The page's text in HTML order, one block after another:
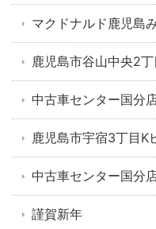
マクドナルド鹿児島
鹿児島市谷山中央2
中古車センター国分
鹿児島市宇宿3丁目K
中古車センター国分
謹賀新年